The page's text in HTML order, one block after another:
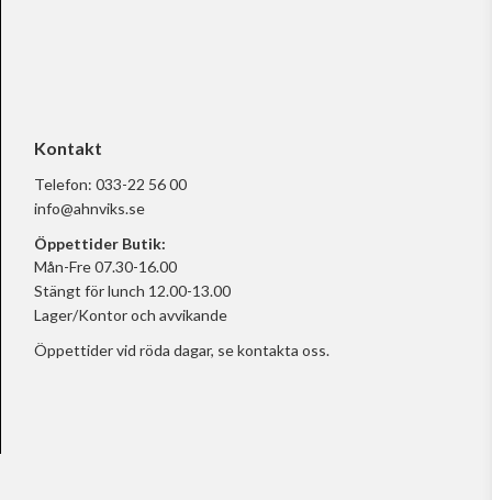
Kontakt
Telefon: 033-22 56 00
info@ahnviks.se
Öppettider Butik:
Mån-Fre 07.30-16.00
Stängt för lunch 12.00-13.00
Lager/Kontor och avvikande
Öppettider vid röda dagar, sekontakta oss.